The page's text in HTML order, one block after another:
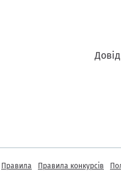
Правила Правила конкурсів